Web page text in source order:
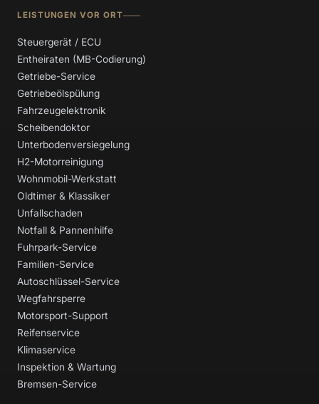
LEISTUNGEN VOR ORT
Steuergerät / ECU
Entheiraten (MB-Codierung)
Getriebe-Service
Getriebeölspülung
Fahrzeugelektronik
Scheibendoktor
Unterbodenversiegelung
H2-Motorreinigung
Wohnmobil-Werkstatt
Oldtimer & Klassiker
Unfallschaden
Notfall & Pannenhilfe
Fuhrpark-Service
Familien-Service
Autoschlüssel-Service
Wegfahrsperre
Motorsport-Support
Reifenservice
Klimaservice
Inspektion & Wartung
Bremsen-Service